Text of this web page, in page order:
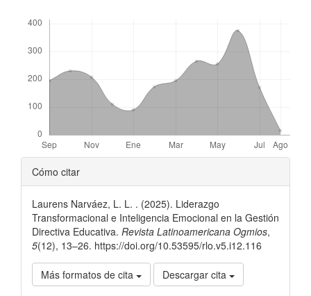
Detalles
del
artículo
Cómo citar
Laurens Narváez, L. L. . (2025). Liderazgo
Transformacional e Inteligencia Emocional en la Gestión
Directiva Educativa. Revista Latinoamericana Ogmios,
5(12), 13–26. https://doi.org/10.53595/rlo.v5.i12.116
Más formatos de cita Descargar cita